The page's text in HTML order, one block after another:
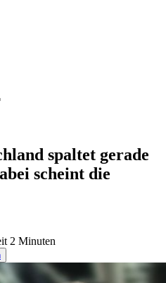
spaltet gerade
scheint die
2 Minuten